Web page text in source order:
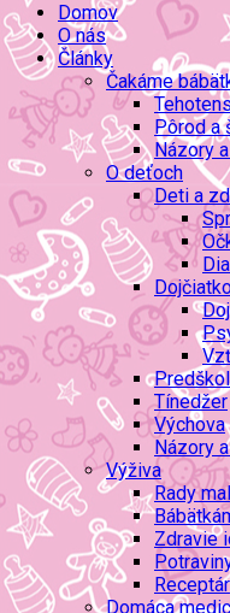
Domov
O nás
Články
Čakáme
Pôrod a
Názory
O deťoch
Deti a
Tínedžer
Výchova
Názory
Výživa
Rady
Zdravie
Receptár
Domáca